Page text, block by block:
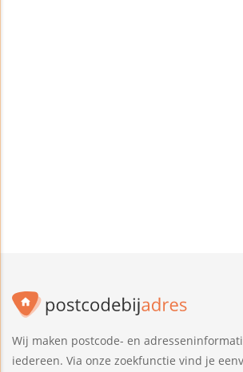
Wij maken postcode- en
iedereen. Via onze zoekfunctie vind je